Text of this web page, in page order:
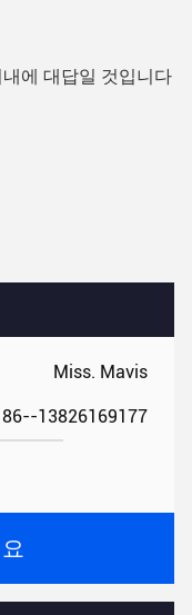
Miss. Mavis
86--13826169177
에 대답일 것입니다